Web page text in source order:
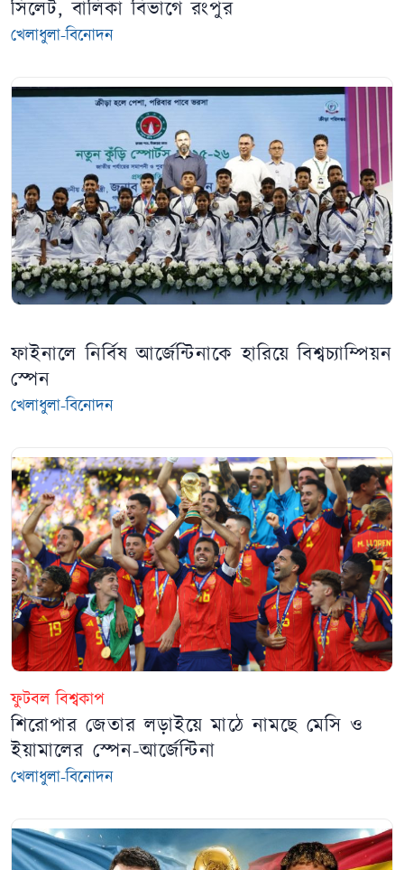
সিলেট, বালিকা বিভাগে রংপুর
খেলাধুলা-বিনোদন
ফাইনালে নির্বিষ আর্জেন্টিনাকে হারিয়ে বিশ্বচ্যাম্পিয়ন
স্পেন
খেলাধুলা-বিনোদন
ফুটবল বিশ্বকাপ
শিরোপার জেতার লড়াইয়ে মাঠে নামছে মেসি ও
ইয়ামালের স্পেন-আর্জেন্টিনা
খেলাধুলা-বিনোদন